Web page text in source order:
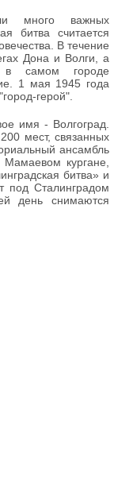
много важных
битва считается
В течение
Дона и Волги, а
самом городе
1 мая 1945 года
герой".
имя - Волгоград.
мест, связанных
ансамбль
кургане,
битва» и
под Сталинградом
день снимаются